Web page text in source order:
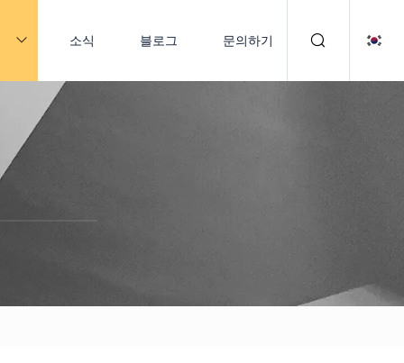
소식 블로그 문의하기